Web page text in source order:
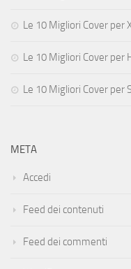
Le 10 Migliori Cover per
Le 10 Migliori Cover per
Le 10 Migliori Cover per
META
Accedi
Feed dei contenuti
Feed dei commenti